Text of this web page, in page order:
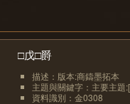
□戊□爵
描述：版本:商鑄墨拓本
主題與關鍵字：主要主題
資料識別：金0308